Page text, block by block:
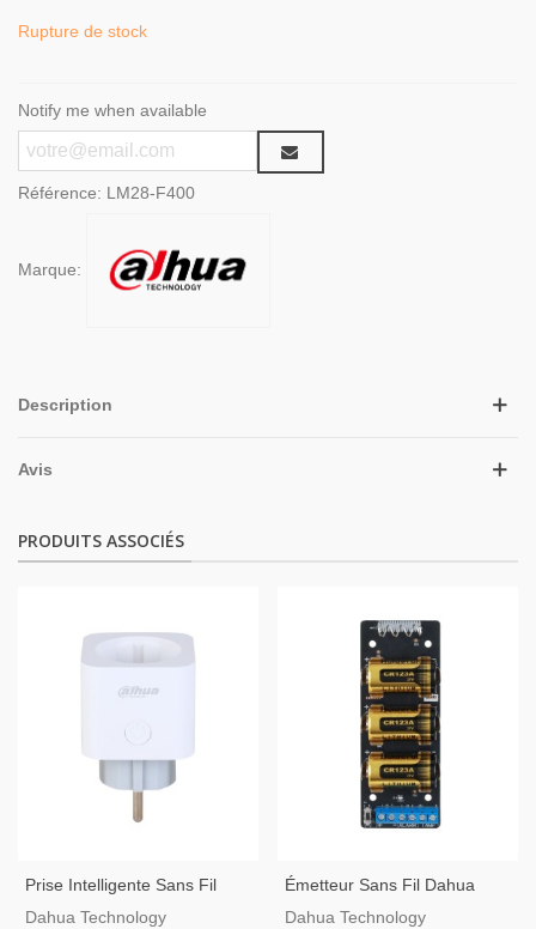
Rupture de stock
Notify me when available
Référence: LM28-F400
Marque:
Description
Avis
PRODUITS ASSOCIÉS
Prise Intelligente Sans Fil
Dahua AirShield ICS1-W2
Dahua Technology
Émetteur Sans Fil Dahua
AirShield ARM320-W2
Dahua Technology